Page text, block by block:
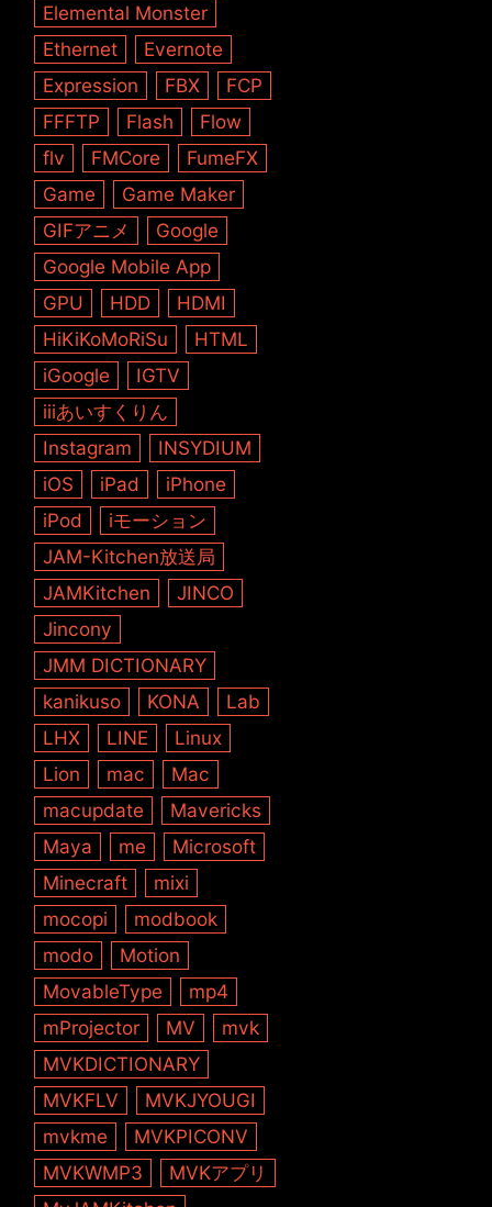
Elemental Monster
Ethernet
Evernote
Expression
FBX
FCP
FFFTP
Flash
Flow
flv
FMCore
FumeFX
Game
Game Maker
GIFアニメ
Google
Google Mobile App
GPU
HDD
HDMI
HiKiKoMoRiSu
HTML
iGoogle
IGTV
iiiあいすくりん
Instagram
INSYDIUM
iOS
iPad
iPhone
iPod
iモーション
JAM-Kitchen放送局
JAMKitchen
JINCO
Jincony
JMM DICTIONARY
kanikuso
KONA
Lab
LHX
LINE
Linux
Lion
mac
Mac
macupdate
Mavericks
Maya
me
Microsoft
Minecraft
mixi
mocopi
modbook
modo
Motion
MovableType
mp4
mProjector
MV
mvk
MVKDICTIONARY
MVKFLV
MVKJYOUGI
mvkme
MVKPICONV
MVKWMP3
MVKアプリ